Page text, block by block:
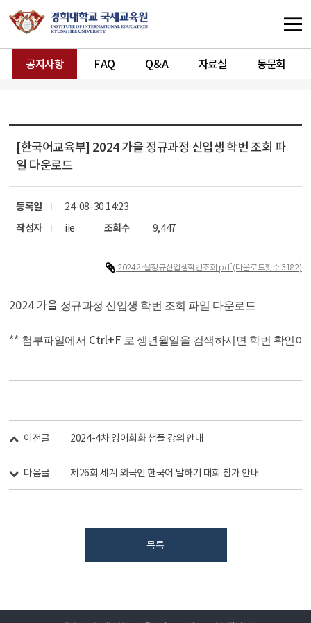
공지사항 FAQ Q&A 자료실 동문회
[한국어교육부] 2024 가을 정규과정 신입생 학번 조회 파
일 다운로드
등록일
24-08-30 14:23
작성자
iie 조회수 9,447
2024가을정규신입생학번조회.pdf(다운로드횟수:3182)
2024 가을 정규과정 신입생 학번 조회 파일 다운로드
** 첨부파일에서 Ctrl+F 로 생년월일을 검색하시면 학번 확인이
이전글 2024-4차 영어회화 샘플 강의 안내
다음글 제26회 세계 외국인 한국어 말하기 대회 참가 안내
목록